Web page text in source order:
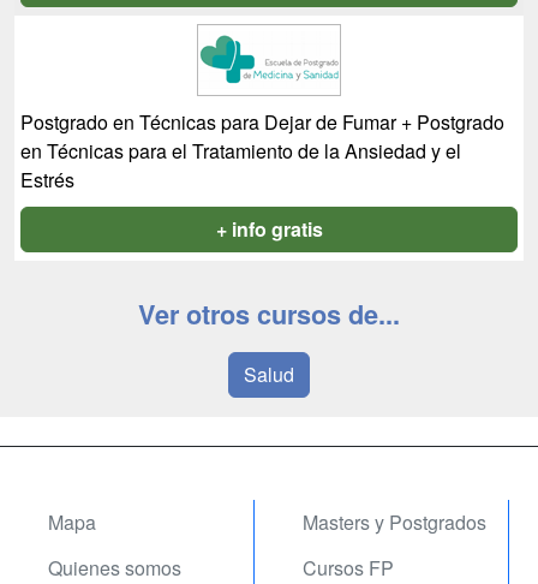
Postgrado en Técnicas para Dejar de Fumar + Postgrado
en Técnicas para el Tratamiento de la Ansiedad y el
Estrés
+ info gratis
Ver otros cursos de...
Salud
Mapa
Quienes somos
Masters y Postgrados
Cursos FP